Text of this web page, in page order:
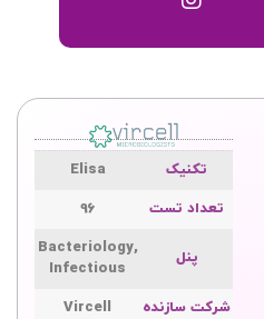
تکنیک
Elisa
تعداد تست
96
پنل
Bacteriology,
Infectious
شرکت سازنده
Vircell